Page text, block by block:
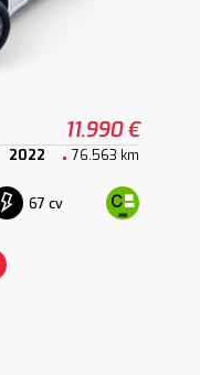
11.990 €
2022 76.563 km
67 cv